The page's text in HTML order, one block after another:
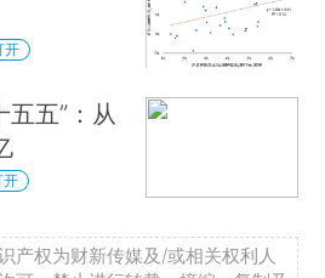
开
五五”：从
开
产权为财新传媒及/或相关权利人